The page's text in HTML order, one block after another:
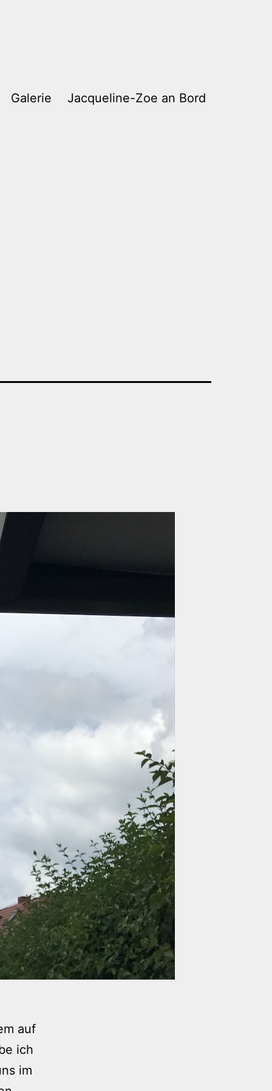
Galerie Jacqueline-Zoe an Bord
auf
ich
im